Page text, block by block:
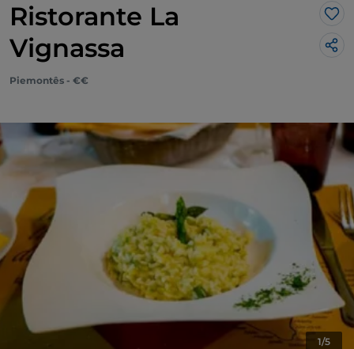
Ristorante La
Vignassa
Piemontês - €€
1/5